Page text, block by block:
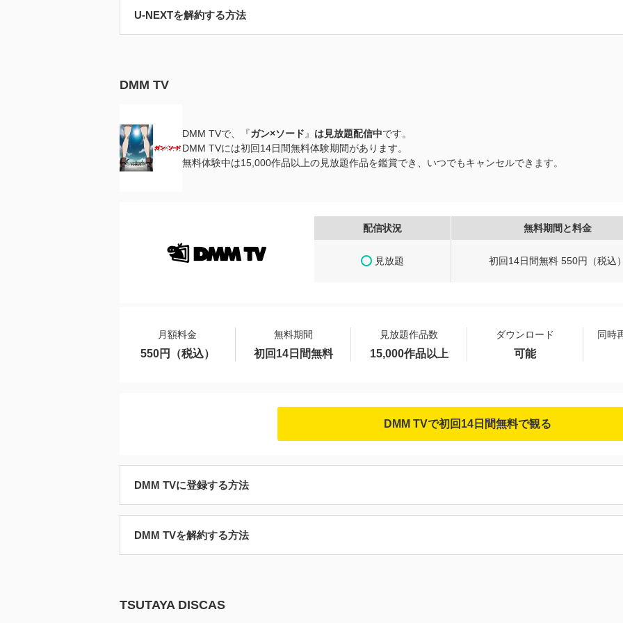
U-NEXTを解約する方法
DMM TV
DMM TVで、『ガン×ソード 』 は見放題配信中です。
DMM TVには初回14日間無料体験期間があります。
無料体験中は15,000作品以上の見放題作品を鑑賞でき、いつでもキャンセルできます。
配信状況 無料期間と料金
見放題 初回14日間無料 550円（税込）
月額料金 無料期間 見放題作品数 ダウンロード 同時
550円（税込） 初回14日間無料 15,000作品以上 可能
DMM TVで初回14日間無料で観る
DMM TVに登録する方法
DMM TVを解約する方法
TSUTAYA DISCAS